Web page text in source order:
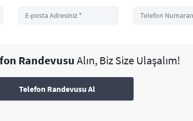
Randevusu Alın, Biz Size Ulaşalım!
Telefon Randevusu Al